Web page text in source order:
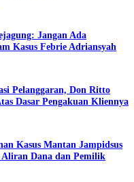
Jangan Ada
Kasus Febrie Adriansyah
Pelanggaran, Don Ritto
Dasar Pengakuan Kliennya
Kasus Mantan Jampidsus
Dana dan Pemilik